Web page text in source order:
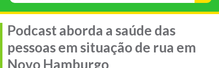
Podcast aborda a saúde das
pessoas em situação de rua em
Novo Hamburgo